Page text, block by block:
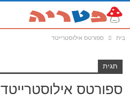
בית ספורטס אילוסטרייטד
תגית
ספורטס אילוסטרייטד